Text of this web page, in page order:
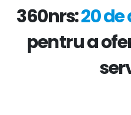
360nrs:20 de
pentru a